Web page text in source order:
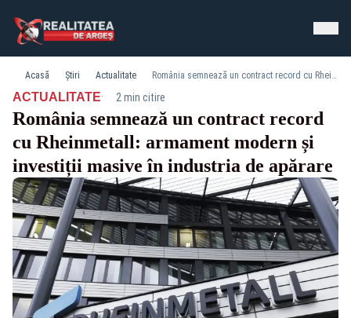
Acasă Știri Actualitate România semnează un contract record cu Rheinmetall: armament modern și investiții masive în industria de apărare
ACTUALITATE· 2 min citire
România semnează un contract record
cu Rheinmetall: armament modern și
investiții masive în industria de apărare